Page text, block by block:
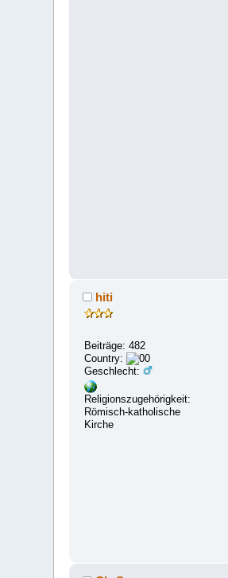
hiti
Beiträge: 482
Country:
Geschlecht:
Religionszugehörigkeit:
Römisch-katholische
Kirche